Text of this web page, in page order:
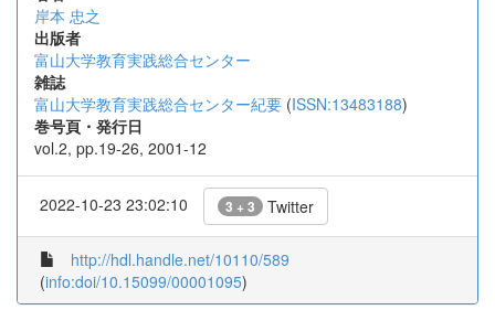
岸本 忠之
出版者
富山大学教育実践総合センター
雑誌
富山大学教育実践総合センター紀要 (ISSN:13483188)
巻号頁・発行日
vol.2, pp.19-26, 2001-12
2022-10-23 23:02:10 3 + 3 Twitter
http://hdl.handle.net/10110/589
(info:doi/10.15099/00001095)